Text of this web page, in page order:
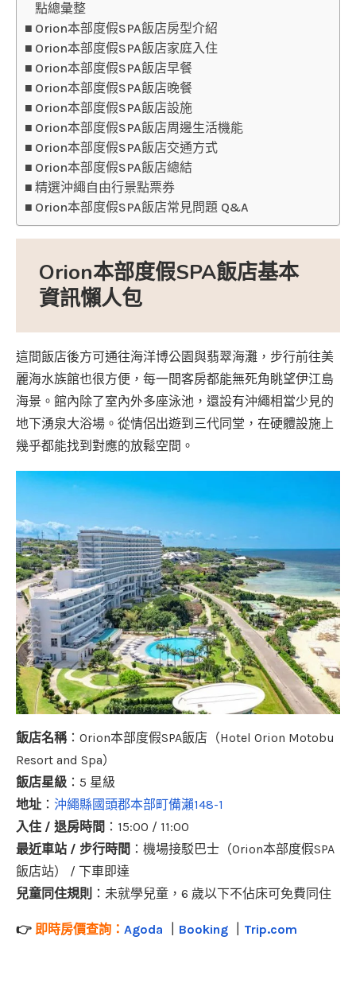
點總彙整
Orion本部度假SPA飯店房型介紹
Orion本部度假SPA飯店家庭入住
Orion本部度假SPA飯店早餐
Orion本部度假SPA飯店晚餐
Orion本部度假SPA飯店設施
Orion本部度假SPA飯店周邊生活機能
Orion本部度假SPA飯店交通方式
Orion本部度假SPA飯店總結
精選沖繩自由行景點票券
Orion本部度假SPA飯店常見問題 Q&A
Orion本部度假SPA飯店基本
資訊懶人包
這間飯店後方可通往海洋博公園與翡翠海灘，步行前往美
麗海水族館也很方便，每一間客房都能無死角眺望伊江島
海景。館內除了室內外多座泳池，還設有沖繩相當少見的
地下湧泉大浴場。從情侶出遊到三代同堂，在硬體設施上
幾乎都能找到對應的放鬆空間。
飯店名稱：Orion本部度假SPA飯店（Hotel Orion Motobu
Resort and Spa）
飯店星級 ：5 星級
地址 ： 沖繩縣國頭郡本部町備瀨148-1
入住 / 退房時間 ：15:00 / 11:00
最近車站 / 步行時間 ：機場接駁巴士（Orion本部度假SPA
飯店站） / 下車即達
兒童同住規則 ：未就學兒童，6 歲以下不佔床可免費同住
👉 即時房價查詢： Agoda Booking Trip.com